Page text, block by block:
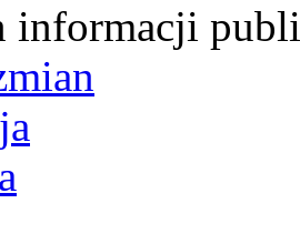
informacji